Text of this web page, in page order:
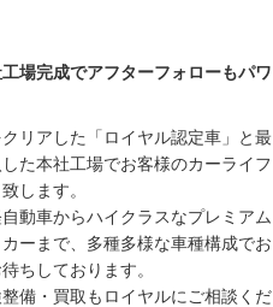
場完成でアフターフォローもパワ
リアした「ロイヤル認定車」と最
た本社工場でお客様のカーライフ
します。
動車からハイクラスなプレミアム
ーまで、多種多様な車種構成でお
ちしております。
備・買取もロイヤルにご相談くだ